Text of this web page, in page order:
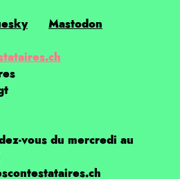
Mastodon
vous du mercredi au